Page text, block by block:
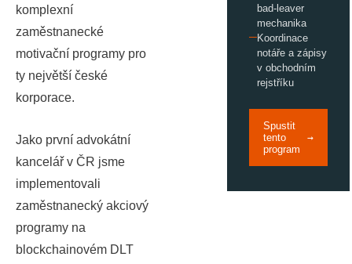
komplexní
zaměstnanecké
motivační programy pro
ty největší české
korporace.
Jako první advokátní
kancelář v ČR jsme
implementovali
zaměstnanecký akciový
programy na
blockchainovém DLT
bad-leaver
mechanika
Koordinace
notáře a zápisy
v obchodním
rejstříku
Spustit
tento
program
→